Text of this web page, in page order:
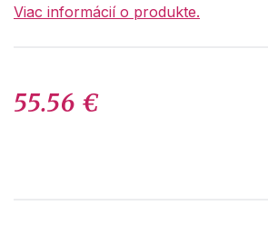
Viac informácií o produkte.
55.56 €